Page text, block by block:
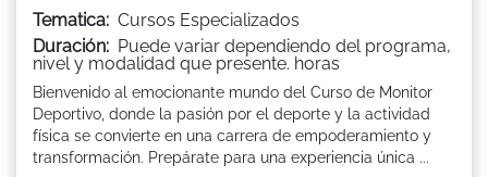
Tematica: Cursos Especializados
Duración: Puede variar dependiendo del programa,
nivel y modalidad que presente. horas
Bienvenido al emocionante mundo del Curso de Monitor
Deportivo, donde la pasión por el deporte y la actividad
física se convierte en una carrera de empoderamiento y
transformación. Prepárate para una experiencia única ...